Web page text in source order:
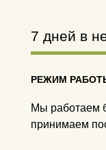
7 дней в
РЕЖИМ
Мы работаем
принимаем